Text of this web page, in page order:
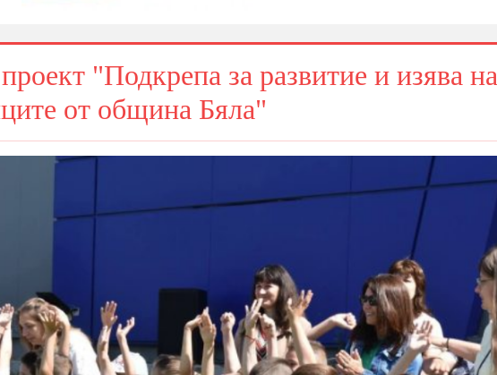
"Подкрепа за развитие и изява на
от община Бяла"